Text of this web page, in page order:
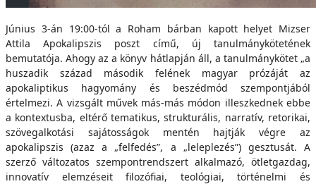
Június 3-án 19:00-tól a Roham bárban kapott helyet Mizser
Attila Apokalipszis poszt című, új tanulmánykötetének
bemutatója. Ahogy az a könyv hátlapján áll, a tanulmánykötet „a
huszadik század második felének magyar prózáját az
apokaliptikus hagyomány és beszédmód szempontjából
értelmezi. A vizsgált művek más-más módon illeszkednek ebbe
a kontextusba, eltérő tematikus, strukturális, narratív, retorikai,
szövegalkotási sajátosságok mentén hajtják végre az
apokalipszis (azaz a „felfedés”, a „leleplezés”) gesztusát. A
szerző változatos szempontrendszert alkalmazó, ötletgazdag,
innovatív elemzéseit filozófiai, teológiai, történelmi és